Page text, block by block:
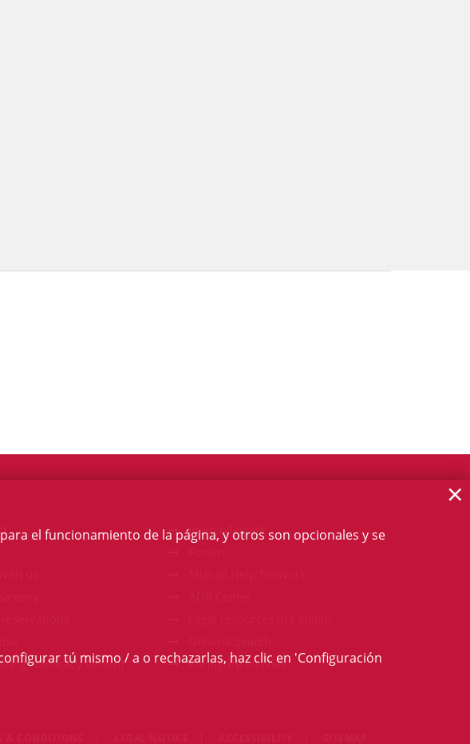
Advocacy Group)
Intercollegiate
Configure cookies
el funcionamiento de la página, y otros son opcionales y se
tú mismo / a o rechazarlas, haz clic en 'Configuración
×